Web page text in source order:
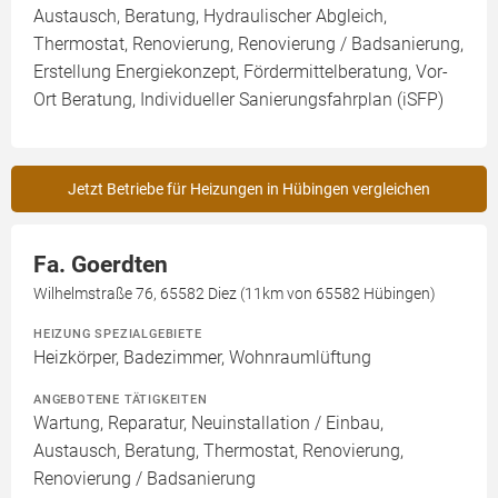
Austausch, Beratung, Hydraulischer Abgleich,
Thermostat, Renovierung, Renovierung / Badsanierung,
Erstellung Energiekonzept, Fördermittelberatung, Vor-
Ort Beratung, Individueller Sanierungsfahrplan (iSFP)
Jetzt Betriebe für Heizungen in Hübingen vergleichen
Fa. Goerdten
Wilhelmstraße 76, 65582 Diez (11km von 65582 Hübingen)
HEIZUNG SPEZIALGEBIETE
Heizkörper, Badezimmer, Wohnraumlüftung
ANGEBOTENE TÄTIGKEITEN
Wartung, Reparatur, Neuinstallation / Einbau,
Austausch, Beratung, Thermostat, Renovierung,
Renovierung / Badsanierung